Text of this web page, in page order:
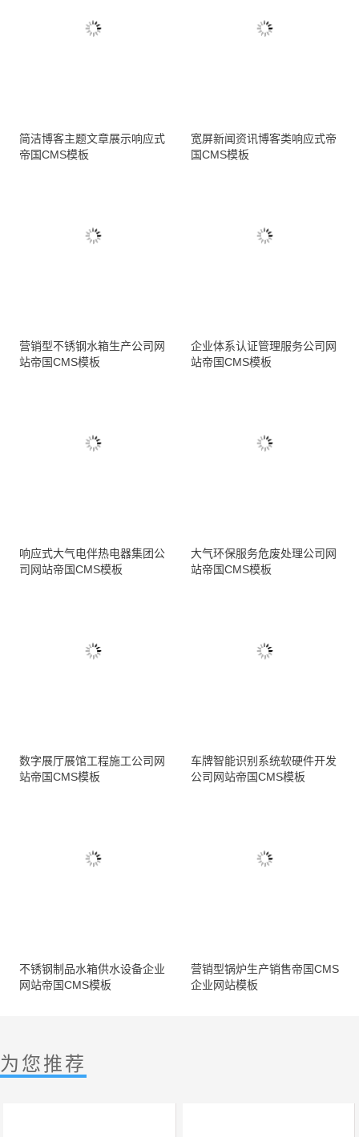
简洁博客主题文章展示响应式
帝国CMS模板
宽屏新闻资讯博客类响应式帝
国CMS模板
营销型不锈钢水箱生产公司网
站帝国CMS模板
企业体系认证管理服务公司网
站帝国CMS模板
响应式大气电伴热电器集团公
司网站帝国CMS模板
大气环保服务危废处理公司网
站帝国CMS模板
数字展厅展馆工程施工公司网
站帝国CMS模板
车牌智能识别系统软硬件开发
公司网站帝国CMS模板
不锈钢制品水箱供水设备企业
网站帝国CMS模板
营销型锅炉生产销售帝国CMS
企业网站模板
为您推荐